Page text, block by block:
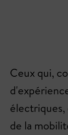
Ceux qui,
électriques,
de la